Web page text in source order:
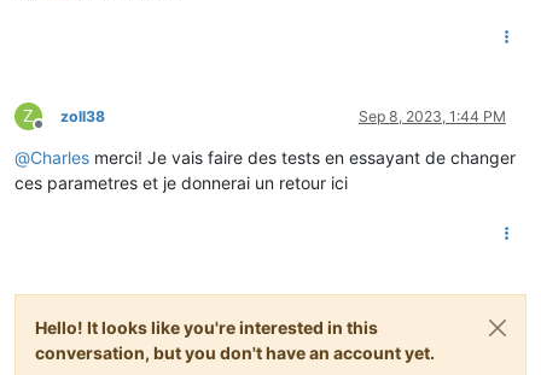
Z
Offline
zoll38 Sep 8, 2023, 1:44 PM
@Charles merci! Je vais faire des tests en essayant de changer
ces parametres et je donnerai un retour ici
Hello! It looks like you're interested in this
conversation, but you don't have an account yet.